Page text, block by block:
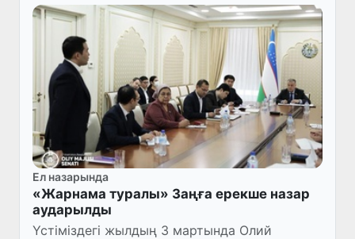
Ел назарында
«Жарнама туралы» Заңға ерекше назар
аударылды
Үстіміздегі жылдың 3 мартында Олий